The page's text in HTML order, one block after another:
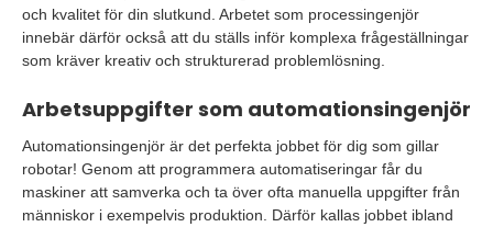
och kvalitet för din slutkund. Arbetet som processingenjör
innebär därför också att du ställs inför komplexa frågeställningar
som kräver kreativ och strukturerad problemlösning.
Arbetsuppgifter som automationsingenjör
Automationsingenjör är det perfekta jobbet för dig som gillar
robotar! Genom att programmera automatiseringar får du
maskiner att samverka och ta över ofta manuella uppgifter från
människor i exempelvis produktion. Därför kallas jobbet ibland